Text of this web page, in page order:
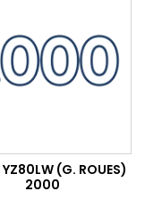
YZ80LW (G. ROUES)
2000